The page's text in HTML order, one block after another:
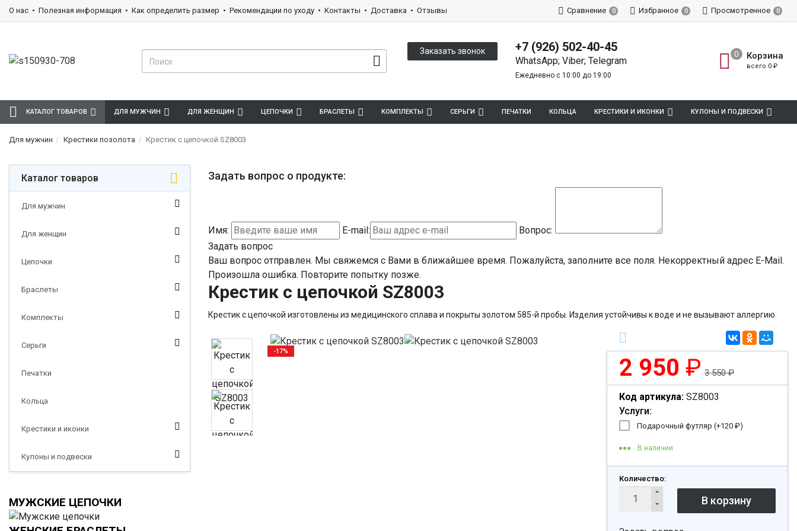
О нас Полезная информация Как определить размер Рекомендации по уходу Контакты Доставка Отзывы Сравнение 0 Избранное 0 Просмотренное 0
Заказать звонок +7 (926) 502-40-45
WhatsApp; Viber; Telegram
Ежедневно с 10:00 до 19:00
Корзина
всего 0 ₽
КАТАЛОГ ТОВАРОВ ДЛЯ МУЖЧИН ДЛЯ ЖЕНЩИН ЦЕПОЧКИ БРАСЛЕТЫ КОМПЛЕКТЫ СЕРЬГИ ПЕЧАТКИ КОЛЬЦА КРЕСТИКИ И ИКОНКИ КУЛОНЫ И ПОДВЕСКИ
Для мужчин Крестики позолота Крестик с цепочкой SZ8003
Каталог товаров
Для мужчин
Для женщин
Цепочки
Браслеты
Комплекты
Серьги
Печатки
Кольца
Крестики и иконки
Кулоны и подвески
МУЖСКИЕ ЦЕПОЧКИ
Задать вопрос о продукте:
Имя: E-mail:
Вопрос:
Задать вопрос
Ваш вопрос отправлен. Мы свяжемся с Вами в ближайшее время. Пожалуйста, заполните все поля. Некорректный адрес E-Mail.
Произошла ошибка. Повторите попытку позже.
Крестик с цепочкой SZ8003
Крестик с цепочкой изготовлены из медицинского сплава и покрыты золотом 585-й пробы. Изделия устойчивы к воде и не вызывают аллергию.
-17%
2 950 ₽ 3 550₽
Код артикула: SZ8003
Услуги:
Подарочный футляр (+120 ₽)
В наличии
Количество: